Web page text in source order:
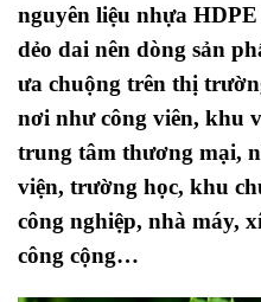
nguyên liệu nhựa
dẻo dai nên dòng sản
ưa chuộng trên thị
nơi như công viên, khu
trung tâm thương mại,
viện, trường học, khu
công nghiệp, nhà máy,
công cộng…